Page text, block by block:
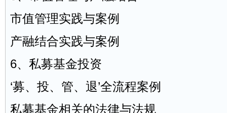
市值管理实践与案例
产融结合实践与案例
6、私募基金投资
‘募、投、管、退’全流程案例
私募基金相关的法律与法规